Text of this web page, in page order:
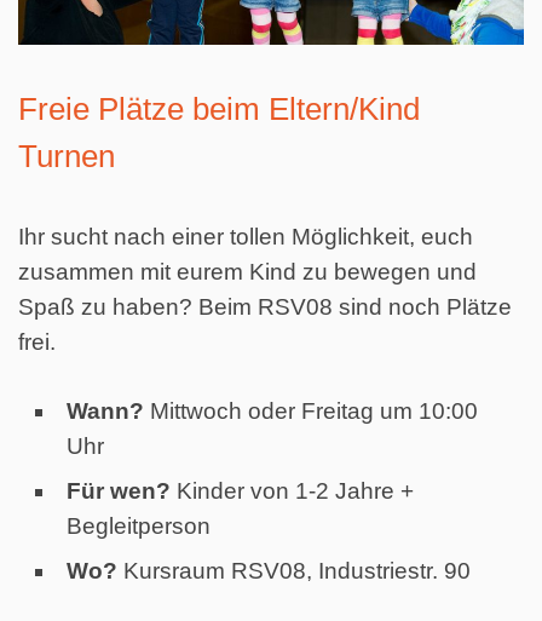
Freie Plätze beim Eltern/Kind
Turnen
Ihr sucht nach einer tollen Möglichkeit, euch
zusammen mit eurem Kind zu bewegen und
Spaß zu haben? Beim RSV08 sind noch Plätze
frei.
Wann? Mittwoch oder Freitag um 10:00
Uhr
Für wen? Kinder von 1-2 Jahre +
Begleitperson
Wo? Kursraum RSV08, Industriestr. 90